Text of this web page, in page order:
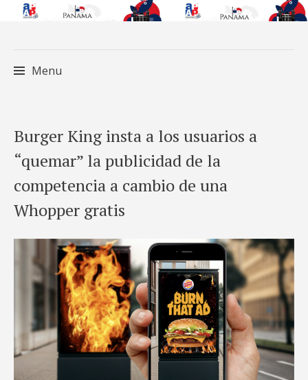
Menu
to
content
Burger King insta a los usuarios a
“quemar” la publicidad de la
competencia a cambio de una
Whopper gratis